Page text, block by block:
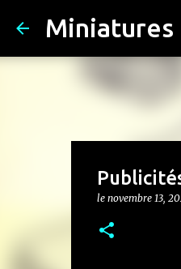
Miniatures
le novembre 13,